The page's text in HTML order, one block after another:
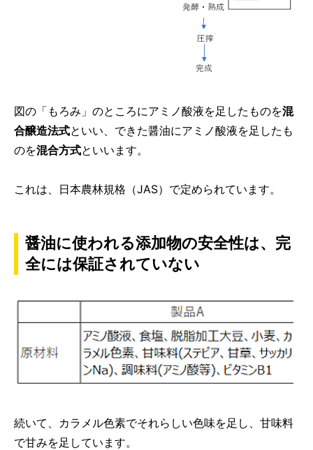
図の「もろみ」のところにアミノ酸液を足したものを混
合醸造法式といい、できた醤油にアミノ酸液を足したも
のを混合方式といいます。
これは、日本農林規格（JAS）で定められています。
醤油に使われる添加物の安全性は、完
全には保証されていない
続いて、カラメル色素でそれらしい色味を足し、甘味料
で甘みを足しています。